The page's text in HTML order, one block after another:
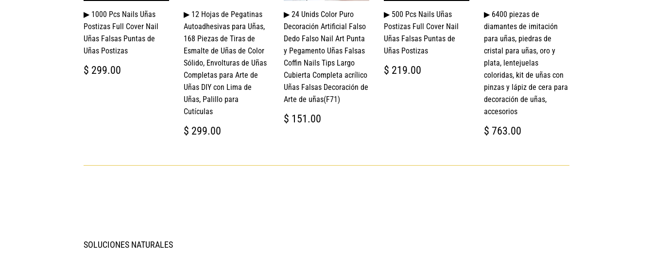
▶ 1000 Pcs Nails Uñas
Postizas Full Cover Nail
Uñas Falsas Puntas de
Uñas Postizas
PRECIO
HABITUAL
$ 299.00
▶ 12 Hojas de Pegatinas
Autoadhesivas para Uñas,
168 Piezas de Tiras de
Esmalte de Uñas de Color
Sólido, Envolturas de Uñas
Completas para Arte de
Uñas DIY con Lima de
Uñas, Palillo para
Cutículas
PRECIO
HABITUAL
$ 299.00
▶ 24 Unids Color Puro
Decoración Artificial Falso
Dedo Falso Nail Art Punta
y Pegamento Uñas Falsas
Coffin Nails Tips Largo
Cubierta Completa acrílico
Uñas Falsas Decoración de
Arte de uñas(F71)
PRECIO
HABITUAL
$ 151.00
▶ 500 Pcs Nails Uñas
Postizas Full Cover Nail
Uñas Falsas Puntas de
Uñas Postizas
PRECIO
HABITUAL
$ 219.00
▶ 6400 piezas de
diamantes de imitación
para uñas, piedras de
cristal para uñas, oro y
plata, lentejuelas
coloridas, kit de uñas con
pinzas y lápiz de cera para
decoración de uñas,
accesorios
PRECIO
HABITUAL
$ 763.00
SOLUCIONES NATURALES